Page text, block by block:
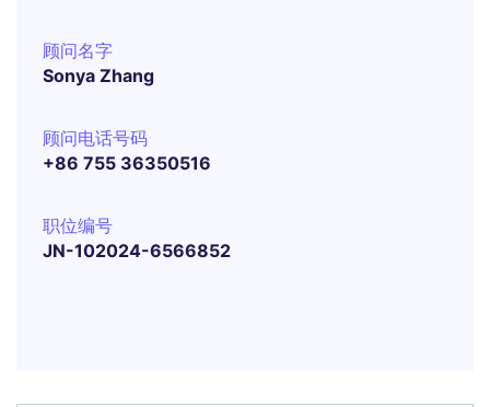
顾问名字
Sonya Zhang
顾问电话号码
+86 755 36350516
职位编号
JN-102024-6566852